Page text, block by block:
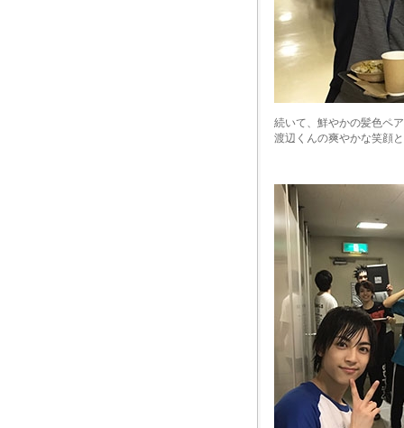
続いて、鮮やかの髪色ペ
渡辺くんの爽やかな笑顔